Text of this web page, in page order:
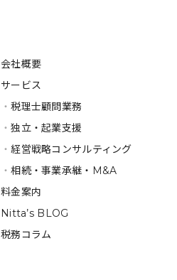
会社概要
サービス
・税理士顧問業務
・独立・起業支援
・経営戦略コンサルティング
・相続・事業承継・M&A
料金案内
Nitta’s BLOG
税務コラム